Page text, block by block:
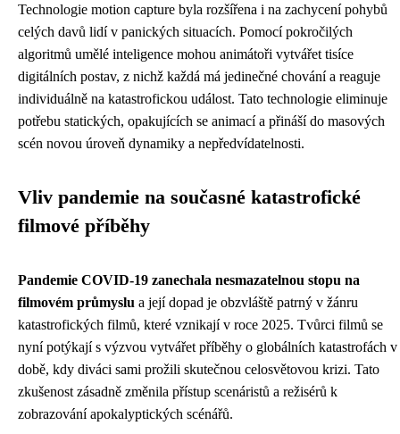
Technologie motion capture byla rozšířena i na zachycení pohybů
celých davů lidí v panických situacích. Pomocí pokročilých
algoritmů umělé inteligence mohou animátoři vytvářet tisíce
digitálních postav, z nichž každá má jedinečné chování a reaguje
individuálně na katastrofickou událost. Tato technologie eliminuje
potřebu statických, opakujících se animací a přináší do masových
scén novou úroveň dynamiky a nepředvídatelnosti.
Vliv pandemie na současné katastrofické
filmové příběhy
Pandemie COVID-19 zanechala nesmazatelnou stopu na
filmovém průmyslu a její dopad je obzvláště patrný v žánru
katastrofických filmů, které vznikají v roce 2025. Tvůrci filmů se
nyní potýkají s výzvou vytvářet příběhy o globálních katastrofách v
době, kdy diváci sami prožili skutečnou celosvětovou krizi. Tato
zkušenost zásadně změnila přístup scenáristů a režisérů k
zobrazování apokalyptických scénářů.